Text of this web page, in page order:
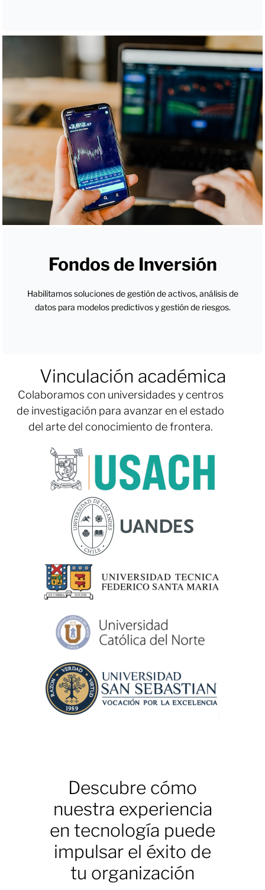
Fondos de Inversión
Habilitamos soluciones de gestión de activos, análisis de
datos para modelos predictivos y gestión de riesgos.
Vinculación académica
Colaboramos con universidades y centros
de investigación para avanzar en el estado
del arte del conocimiento de frontera.
Descubre cómo
nuestra experiencia
en tecnología puede
impulsar el éxito de
tu organización